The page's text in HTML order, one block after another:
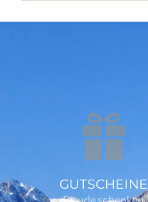
GUTSCHEINE